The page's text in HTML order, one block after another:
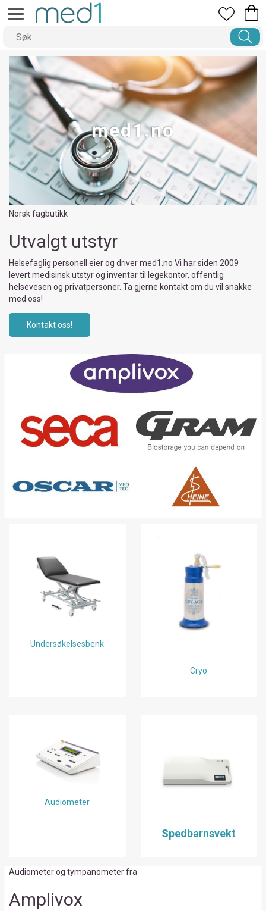
med1.no
Norsk fagbutikk
Utvalgt utstyr
Helsefaglig personell eier og driver med1.no Vi har siden 2009
levert medisinsk utstyr og inventar til legekontor, offentlig
helsevesen og privatpersoner. Ta gjerne kontakt om du vil snakke
med oss!
Kontakt oss!
Undersøkelsesbenk
Cryo
Audiometer
Spedbarnsvekt
Audiometer og tympanometer fra
Amplivox